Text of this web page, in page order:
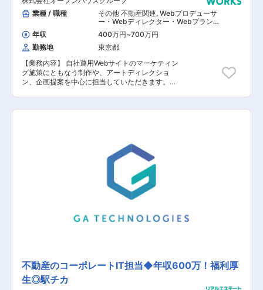
業種 / 職種
その他 不動産関連, Webプロデューサ
ー・Webディレクター・Webプランナ
ー その他（インフラエンジニア） その
他 システム開発・運用
年収 400万円~700万円
勤務地
東京都
【業務内容】 自社運用Webサイトのマーケティン
グ施策にともなう制作や、アートディレクショ
ン、企画提案を中心に担当していただきます。
際のデザインカンプ作成 ※ワイヤーフレームか
■企画提案 ・社内の各事業部に対するヒアリング
・仮説に基づくマーケティング領域の企画提案
※googleアナリティクスなど定量的なデータ、ユ
ーザーテストなど定性的なデータをもとに提案 ・
改善施策の実施、効果検証 【担当者コメント】
同社では、戸建てや土地の仲介・マンション販
イトを複数運営。月間UU：数百万規模、誘導広
告費：数十億円規模、サイト経由での利益は年間
他社と比較するとマーケッター要素が求められま
すが、デザイナー視点からの企画・提案の幅が非
常に広いことが特徴です。デザインのクオリテ
不動産のコーポレートIT担当◆年収600万！福利厚
生◎駅チカ